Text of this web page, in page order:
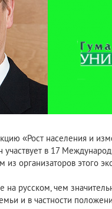
«Рост населения и
участвует в 17
организаторов этого
на русском, чем
и в частности